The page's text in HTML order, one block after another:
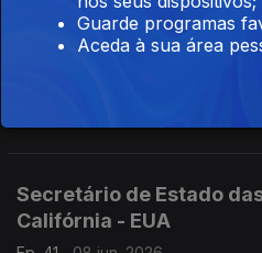
10 de Junho – Venezuela
Secretário de Estado
Califórnia - EUA
Guarde programas
Aceda à sua área